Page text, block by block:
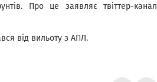
Про це заявляє твіттер-канал
від вильоту з АПЛ.